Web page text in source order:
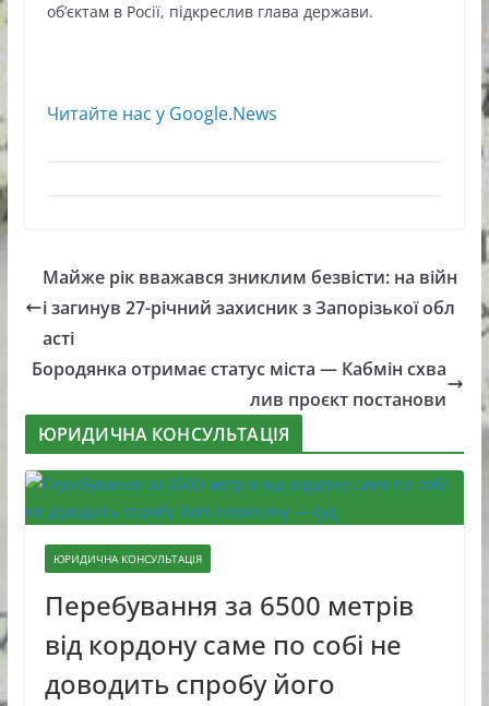
обʼєктам в Росії, підкреслив глава держави.
Читайте нас у Google.News
Майже рік вважався зниклим безвісти: на війн
і загинув 27-річний захисник з Запорізької обл
асті
Бородянка отримає статус міста — Кабмін схва
лив проєкт постанови
ЮРИДИЧНА КОНСУЛЬТАЦІЯ
ЮРИДИЧНА КОНСУЛЬТАЦІЯ
Перебування за 6500 метрів
від кордону саме по собі не
доводить спробу його